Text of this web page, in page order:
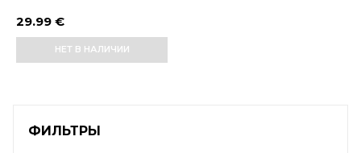
ФИЛЬТРЫ
29.99 €
НЕТ В НАЛИЧИИ